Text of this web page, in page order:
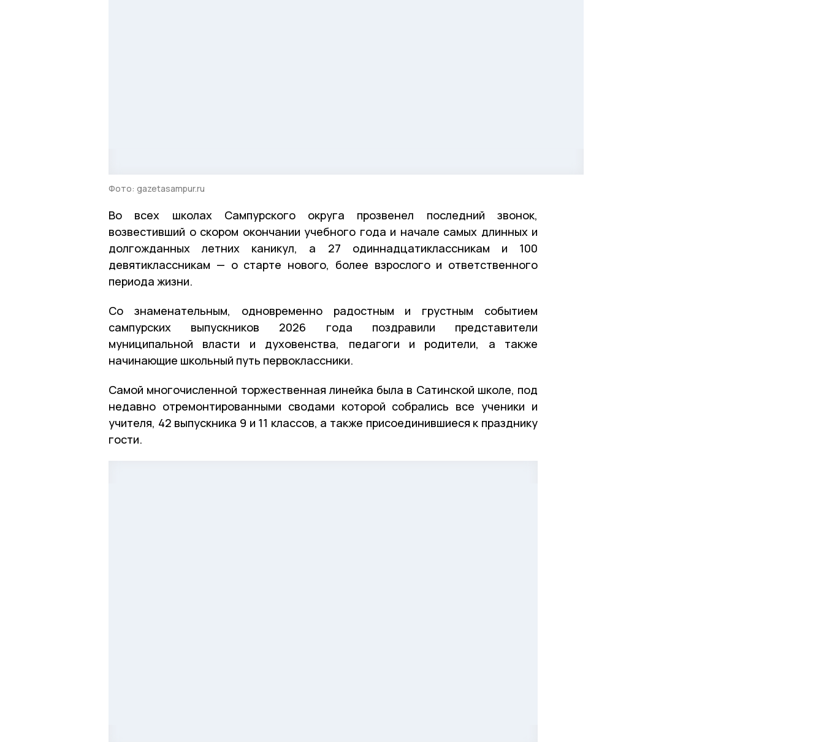
Фото: gazetasampur.ru
Во всех школах Сампурского округа прозвенел последний звонок,
возвестивший о скором окончании учебного года и начале самых длинных и
долгожданных летних каникул, а 27 одиннадцатиклассникам и 100
девятиклассникам — о старте нового, более взрослого и ответственного
периода жизни.
Со знаменательным, одновременно радостным и грустным событием
сампурских выпускников 2026 года поздравили представители
муниципальной власти и духовенства, педагоги и родители, а также
начинающие школьный путь первоклассники.
Самой многочисленной торжественная линейка была в Сатинской школе, под
недавно отремонтированными сводами которой собрались все ученики и
учителя, 42 выпускника 9 и 11 классов, а также присоединившиеся к празднику
гости.